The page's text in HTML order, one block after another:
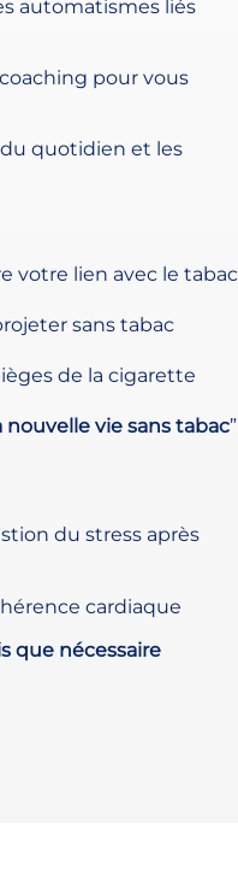
automatismes liés
pour vous
quotidien et les
votre lien avec le tabac
sans tabac
de la cigarette
nouvelle vie sans tabac”
du stress après
cardiaque
que nécessaire